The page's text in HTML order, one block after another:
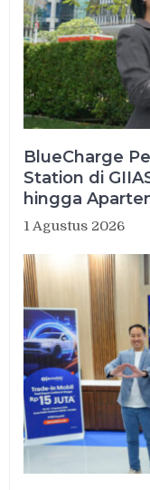
BlueCharge
Station di
hingga
1 Agustus 2026